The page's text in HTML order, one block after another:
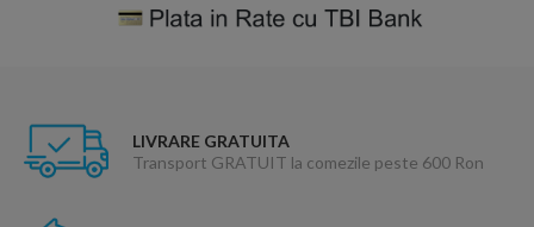
LIVRARE GRATUITA
Transport GRATUIT la comezile peste 600 Ron